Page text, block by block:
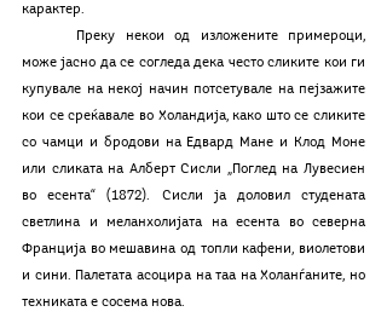
карактер.
може јасно да се согледа дека често сликите кои ги
купувале на некој начин потсетувале на пејзажите
кои се среќавале во Холандија, како што се сликите
со чамци и бродови на Едвард Мане и Клод Моне
или сликата на Алберт Сисли „Поглед на Лувесиен
во есента“ (1872). Сисли ја доловил студената
светлина и меланхолијата на есента во северна
Франција во мешавина од топли кафени, виолетови
и сини. Палетата асоцира на таа на Холанѓаните, но
техниката е сосема нова.